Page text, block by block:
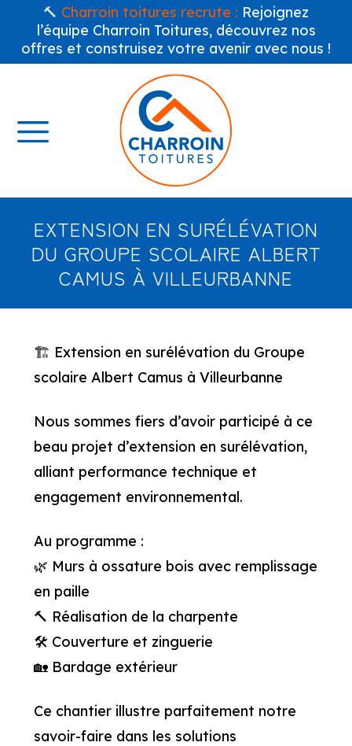
🔨 Charroin toitures recrute : Rejoignez
l’équipe Charroin Toitures, découvrez nos
offres et construisez votre avenir avec nous !
EXTENSION EN SURÉLÉVATION
DU GROUPE SCOLAIRE ALBERT
CAMUS À VILLEURBANNE
🏗️ Extension en surélévation du Groupe
scolaire Albert Camus à Villeurbanne
Nous sommes fiers d’avoir participé à ce
beau projet d’extension en surélévation,
alliant performance technique et
engagement environnemental.
Au programme :
🌿 Murs à ossature bois avec remplissage
en paille
🔨 Réalisation de la charpente
🛠️ Couverture et zinguerie
🏡 Bardage extérieur
Ce chantier illustre parfaitement notre
savoir-faire dans les solutions